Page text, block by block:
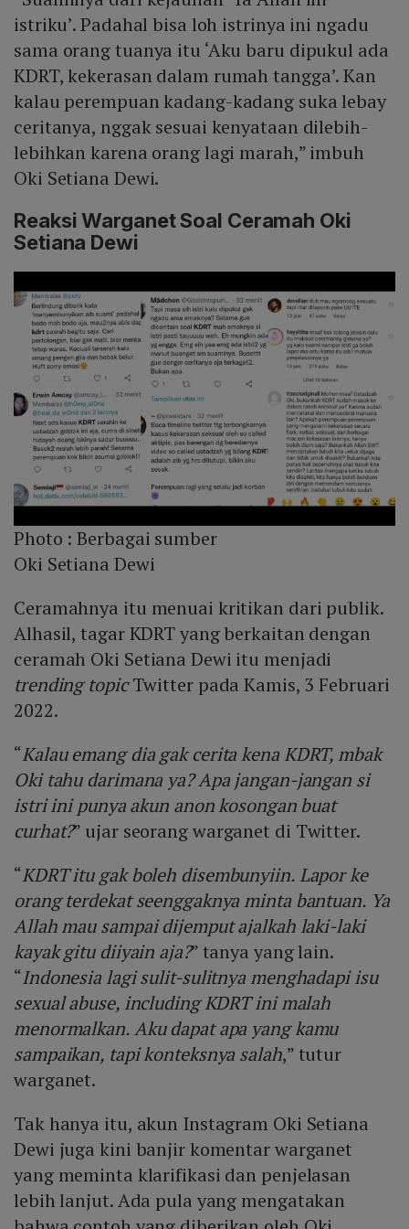
istriku’. Padahal bisa loh istrinya ini ngadu
sama orang tuanya itu ‘Aku baru dipukul ada
KDRT, kekerasan dalam rumah tangga’. Kan
kalau perempuan kadang-kadang suka lebay
ceritanya, nggak sesuai kenyataan dilebih-
lebihkan karena orang lagi marah,” imbuh
Oki Setiana Dewi.
Reaksi Warganet Soal Ceramah Oki
Setiana Dewi
Photo :Berbagai sumber
Oki Setiana Dewi
Ceramahnya itu menuai kritikan dari publik.
Alhasil, tagar KDRT yang berkaitan dengan
ceramah Oki Setiana Dewi itu menjadi
trending topicTwitter pada Kamis, 3 Februari
2022.
“Kalau emang dia gak cerita kena KDRT, mbak
Oki tahu darimana ya? Apa jangan-jangan si
istri ini punya akun anon kosongan buat
curhat?” ujar seorang warganet di Twitter.
“KDRT itu gak boleh disembunyiin. Lapor ke
orang terdekat seenggaknya minta bantuan. Ya
Allah mau sampai dijemput ajalkah laki-laki
kayak gitu diiyain aja?” tanya yang lain.
“Indonesia lagi sulit-sulitnya menghadapi isu
sexual abuse, including KDRT ini malah
menormalkan. Aku dapat apa yang kamu
sampaikan, tapi konteksnya salah,” tutur
warganet.
Tak hanya itu, akun Instagram Oki Setiana
Dewi juga kini banjir komentar warganet
yang meminta klarifikasi dan penjelasan
lebih lanjut. Ada pula yang mengatakan